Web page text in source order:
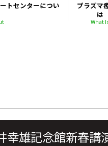
トセンターについ
プラズマ
は
What
幸雄記念館新春講